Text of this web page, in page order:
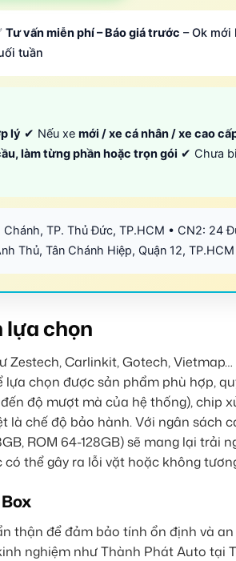
Tư vấn miễn phí – Báo giá trước – Ok mới
tuần
lý ✔ Nếu xe mới / xe cá nhân / xe cao
làm từng phần hoặc trọn gói ✔ Chưa
TP. Thủ Đức, TP.HCM • CN2: 24
Thủ, Tân Chánh Hiệp, Quận 12, TP.HCM
lựa chọn
Carlinkit, Gotech,
chọn được sản phẩm phù hợp,
độ mượt mà của hệ thống), chip
chế độ bảo hành. Với ngân sách
ROM 64-128GB) sẽ mang lại trải
thể gây ra lỗi vặt hoặc không
thận để đảm bảo tính ổn định và
nghiệm như Thành Phát Auto tại